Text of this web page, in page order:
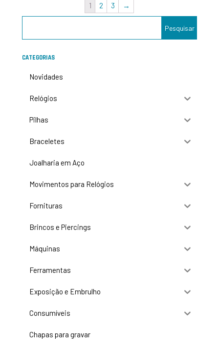
1 2 3 →
CATEGORIAS
Novidades
Relógios
Pilhas
Braceletes
Joalharia em Aço
Movimentos para Relógios
Fornituras
Brincos e Piercings
Máquinas
Ferramentas
Exposição e Embrulho
Consumíveis
Chapas para gravar